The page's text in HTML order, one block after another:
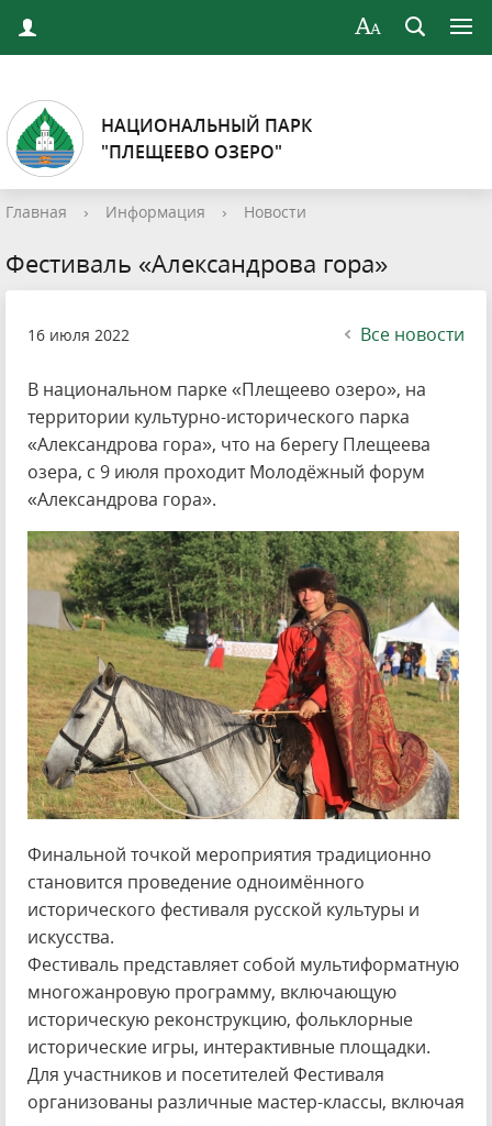
НАЦИОНАЛЬНЫЙ ПАРК
"ПЛЕЩЕЕВО ОЗЕРО"
Главная › Информация › Новости
Фестиваль «Александрова гора»
16 июля 2022 Все новости
В национальном парке «Плещеево озеро», на
территории культурно-исторического парка
«Александрова гора», что на берегу Плещеева
озера, с 9 июля проходит Молодёжный форум
«Александрова гора».
Финальной точкой мероприятия традиционно
становится проведение одноимённого
исторического фестиваля русской культуры и
искусства.
Фестиваль представляет собой мультиформатную
многожанровую программу, включающую
историческую реконструкцию, фольклорные
исторические игры, интерактивные площадки.
Для участников и посетителей Фестиваля
организованы различные мастер-классы, включая